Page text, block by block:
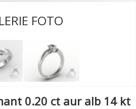
FOTO
0.20 ct aur alb 14 kt